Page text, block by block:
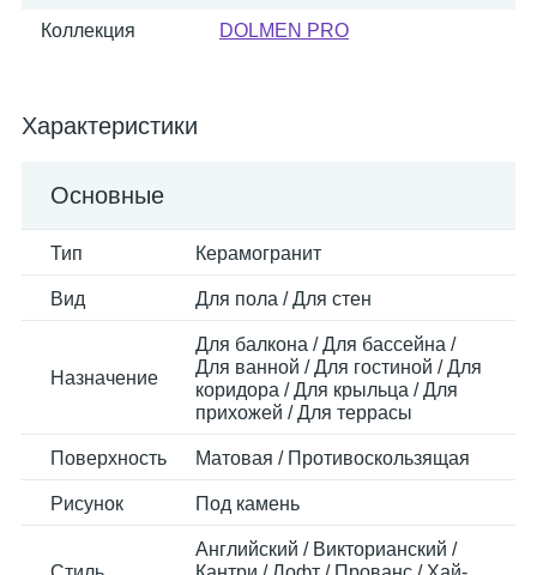
Коллекция DOLMEN PRO
Характеристики
Основные
Тип Керамогранит
Вид Для пола / Для стен
Назначение
Для балкона / Для бассейна /
Для ванной / Для гостиной / Для
коридора / Для крыльца / Для
прихожей / Для террасы
Поверхность Матовая / Противоскользящая
Рисунок Под камень
Английский / Викторианский /